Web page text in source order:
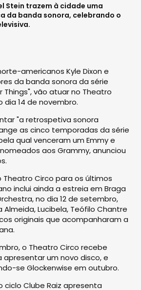
Stein trazem à cidade uma
da banda sonora, celebrando o
americanos Kyle Dixon e
da banda sonora da série
Things", vão atuar no Theatro
dia 14 de novembro.
"a retrospetiva sonora
as cinco temporadas da série
qual venceram um Emmy e
aos Grammy, anunciou
Circo para os últimos
inclui ainda a estreia em Braga
no dia 12 de setembro,
Almeida, Lucibela, Teófilo Chantre
originais que acompanharam a
o Theatro Circo recebe
apresentar um novo disco, e
se Glockenwise em outubro.
ciclo Clube Raiz apresenta